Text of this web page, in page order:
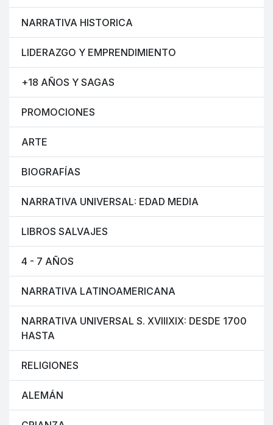
NARRATIVA HISTORICA
LIDERAZGO Y EMPRENDIMIENTO
+18 AÑOS Y SAGAS
PROMOCIONES
ARTE
BIOGRAFÍAS
NARRATIVA UNIVERSAL: EDAD MEDIA
LIBROS SALVAJES
4 - 7 AÑOS
NARRATIVA LATINOAMERICANA
NARRATIVA UNIVERSAL S. XVIIIXIX: DESDE 1700
HASTA
RELIGIONES
ALEMÁN